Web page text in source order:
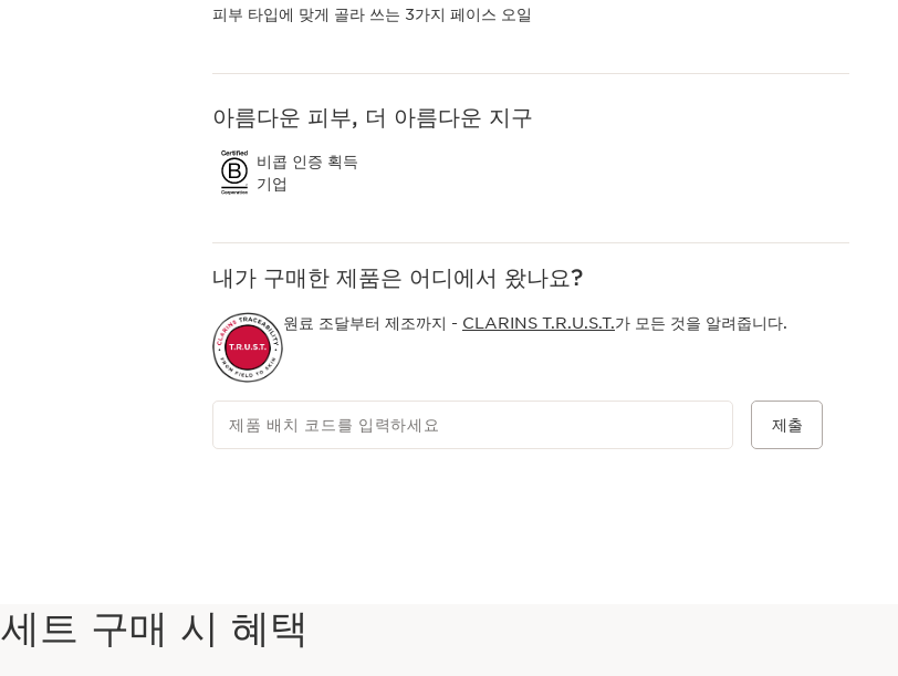
피부 타입에 맞게 골라 쓰는 3가지 페이스 오일
아름다운 피부, 더 아름다운 지구
비콥 인증 획득
기업
내가 구매한 제품은 어디에서 왔나요?
원료 조달부터 제조까지 - CLARINS T.R.U.S.T.가 모든 것을 알려줍니다.
제품 배치 코드를 입력하세요 제출
세트 구매 시 혜택